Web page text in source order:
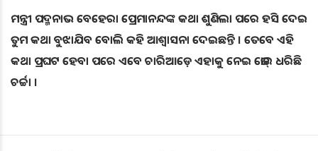
ମନ୍ତ୍ରୀ ପଦ୍ମନାଭ ବେହେରା ପ୍ରେମାନନ୍ଦଙ୍କ କଥା ଶୁଣିଲା ପରେ ହସି ଦେଇ
ତୁମ କଥା ବୁଝାଯିବ ବୋଲି କହି ଆଶ୍ଵାସନା ଦେଇଛନ୍ତି । ତେବେ ଏହି
କଥା ପ୍ରଘଟ ହେବା ପରେ ଏବେ ଚାରିଆଡ଼େ ଏହାକୁ ନେଇ ଜୋର୍ ଧରିଛି
ଚର୍ଚ୍ଚା ।